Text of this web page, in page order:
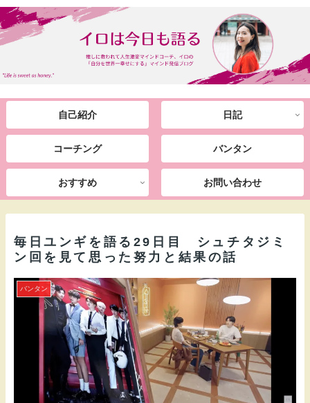
自己紹介 日記
コーチング バンタン
おすすめ お問い合わせ
毎日ユンギを語る29日目 シュチタジミ
ン回を見て思った努力と結果の話
バンタン